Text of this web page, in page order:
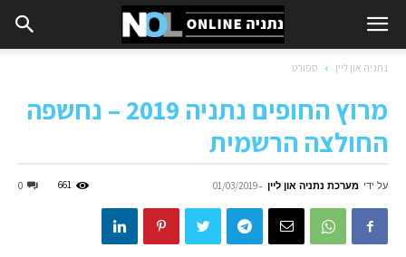
נתניה און ליין ספורט
מרוץ החופים נתניה 2019 – נחשפה
החולצה הרשמית
על ידי מערכת נתניה און ליין -
01/03/2019
0 661